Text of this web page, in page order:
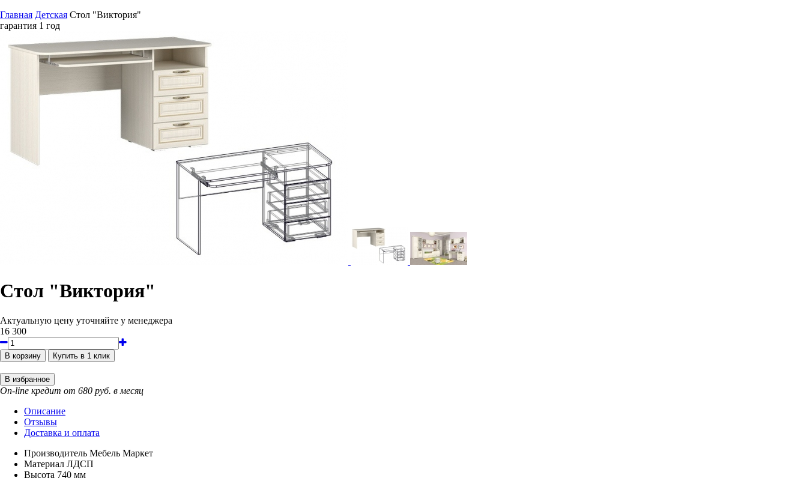
Главная Детская Стол "Виктория"
гарантия 1 год
Стол "Виктория"
Актуальную цену уточняйте у менеджера
16 300
On-line кредит от 680 руб. в месяц
Описание
Отзывы
Доставка и оплата
Производитель Мебель Маркет
Материал ЛДСП
Высота 740 мм